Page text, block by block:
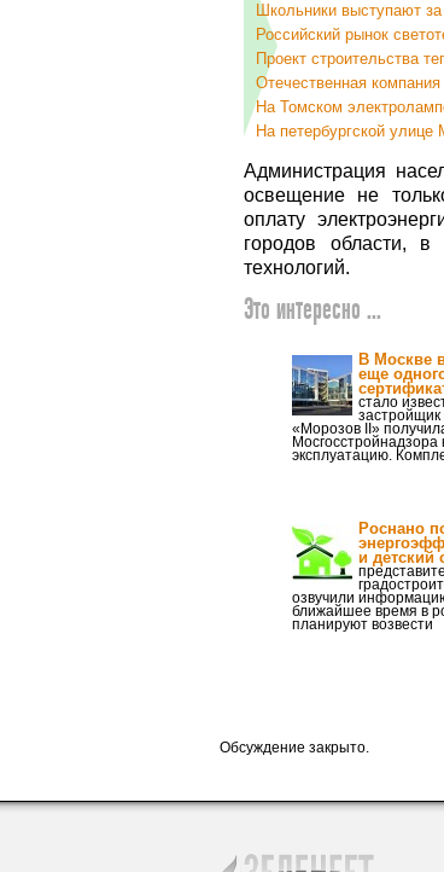
Школьники выступают
Российский рынок
Проект строительства
Отечественная
На Томском
На петербургской
Администрация
освещение не
оплату
городов области, в
технологий.
Это интересно ...
В Москве
еще
стало
«Морозов II»
Мосгосстройнадзора
эксплуатацию.
Роснано
и детский
озвучили
ближайшее время в
планируют возвести
Обсуждение закрыто.